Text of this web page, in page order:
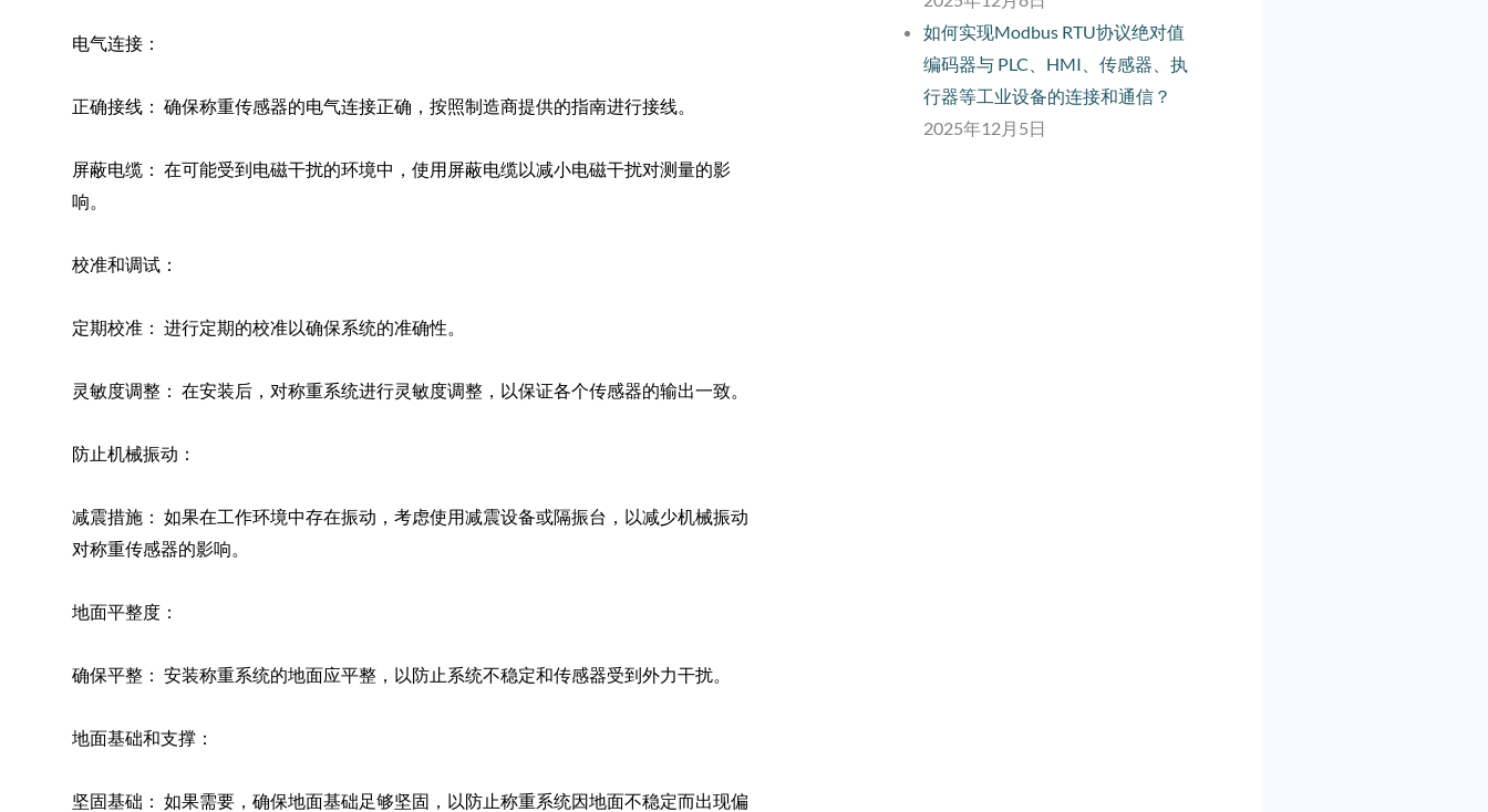
电气连接：
正确接线： 确保称重传感器的电气连接正确，按照制造商提供的指南进行接线。
屏蔽电缆： 在可能受到电磁干扰的环境中，使用屏蔽电缆以减小电磁干扰对测量的影
响。
校准和调试：
定期校准： 进行定期的校准以确保系统的准确性。
灵敏度调整： 在安装后，对称重系统进行灵敏度调整，以保证各个传感器的输出一致。
防止机械振动：
减震措施： 如果在工作环境中存在振动，考虑使用减震设备或隔振台，以减少机械振动
对称重传感器的影响。
地面平整度：
确保平整： 安装称重系统的地面应平整，以防止系统不稳定和传感器受到外力干扰。
地面基础和支撑：
坚固基础： 如果需要，确保地面基础足够坚固，以防止称重系统因地面不稳定而出现偏
如何实现Modbus RTU协议绝对值
编码器与 PLC、HMI、传感器、执
行器等工业设备的连接和通信？
2025年12月5日